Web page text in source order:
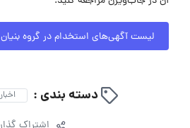
لیست آگهی‌های استخدام در گروه
دسته بندی :